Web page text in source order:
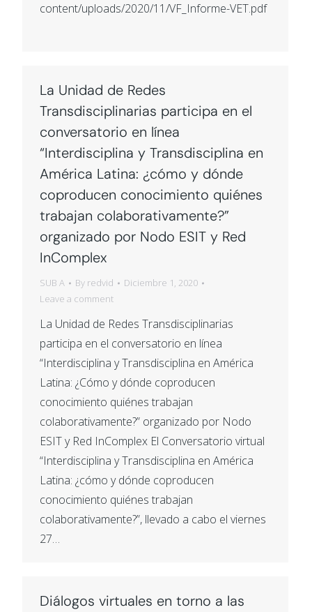
content/uploads/2020/11/VF_Informe-VET.pdf
La Unidad de Redes
Transdisciplinarias participa en el
conversatorio en línea
“Interdisciplina y Transdisciplina en
América Latina: ¿cómo y dónde
coproducen conocimiento quiénes
trabajan colaborativamente?”
organizado por Nodo ESIT y Red
InComplex
SUB A By redvid
Diciembre 1, 2020
Leave a comment
La Unidad de Redes Transdisciplinarias
participa en el conversatorio en línea
“Interdisciplina y Transdisciplina en América
Latina: ¿Cómo y dónde coproducen
conocimiento quiénes trabajan
colaborativamente?” organizado por Nodo
ESIT y Red InComplex El Conversatorio virtual
“Interdisciplina y Transdisciplina en América
Latina: ¿cómo y dónde coproducen
conocimiento quiénes trabajan
colaborativamente?”, llevado a cabo el viernes
27…
Diálogos virtuales en torno a las